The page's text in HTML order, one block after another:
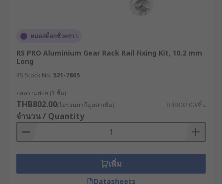
หมดสต็อกชั่วคราว
RS PRO Aluminium Gear Rack Rail Fixing Kit, 10.2 mm
Long
RS Stock No. 521-7865
ยอดรวมย่อย (1 ชิ้น)
THB802.00(ไม่รวมภาษีมูลค่าเพิ่ม) THB802.00/ชิ้น
จำนวน / Quantity
เพิ่ม
Datasheets